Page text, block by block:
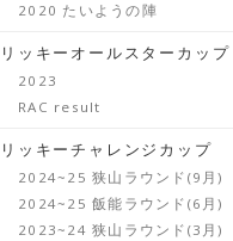
2020 たいようの陣
リッキーオールスターカップ
2023
RAC result
リッキーチャレンジカップ
2024~25 狭山ラウンド(9月)
2024~25 飯能ラウンド(6月)
2023~24 狭山ラウンド(3月)